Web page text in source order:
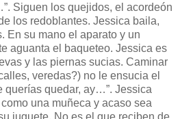
Siguen los quejidos, el acordeón
los redoblantes. Jessica baila,
En su mano el aparato y un
aguanta el baqueteo. Jessica es
y las piernas sucias. Caminar
veredas?) no le ensucia el
querías quedar, ay…”. Jessica
una muñeca y acaso sea
juguete. No es el que reciben de